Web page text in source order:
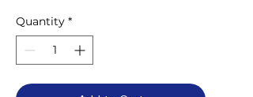
Quantity *